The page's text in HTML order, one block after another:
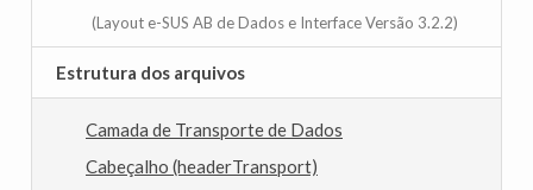
(Layout e-SUS AB de Dados e Interface Versão 3.2.2)
Estrutura dos arquivos
Camada de Transporte de Dados
Cabeçalho (headerTransport)